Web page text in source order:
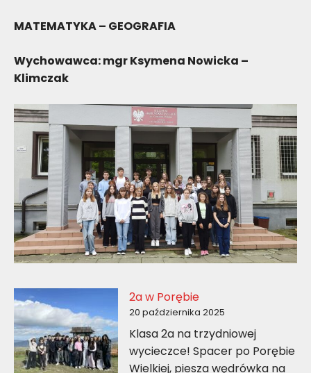
MATEMATYKA – GEOGRAFIA
Wychowawca: mgr Ksymena Nowicka –
Klimczak
2a w Porębie
20 października 2025
Klasa 2a na trzydniowej
wycieczce! Spacer po Porębie
Wielkiej, piesza wędrówka na